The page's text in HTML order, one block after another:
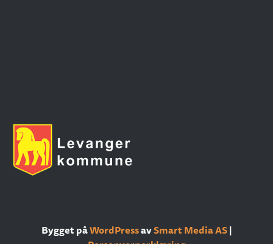
Bygget påWordPressavSmart Media AS|